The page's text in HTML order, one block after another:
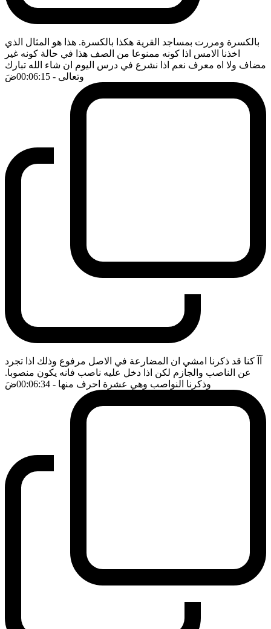
بالكسرة ومررت بمساجد القرية هكذا بالكسرة. هذا هو المثال الذي
اخذنا الامس اذا كونه ممنوعا من الصف هذا في حالة كونه غير
مضاف ولا اه معرف نعم اذا نشرع في درس اليوم ان شاء الله تبارك
وتعالى - 00:06:15 ضَ
آآ كنا قد ذكرنا امشي ان المضارعة في الاصل مرفوع وذلك اذا تجرد
عن الناصب والجازم لكن اذا دخل عليه ناصب فانه يكون منصوبا.
وذكرنا النواصب وهي عشرة احرف منها - 00:06:34 ضَ